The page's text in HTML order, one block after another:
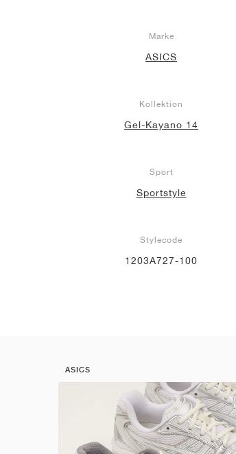
Marke
ASICS
Kollektion
Gel-Kayano 14
Sport
Sportstyle
Stylecode
1203A727-100
ASICS